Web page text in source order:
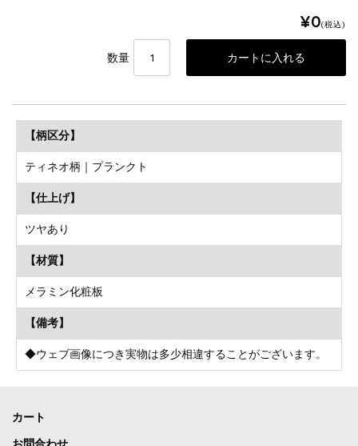
¥0(税込)
数量
【柄区分】
ティネオ柄｜プランクト
【仕上げ】
ツヤあり
【材質】
メラミン化粧板
【備考】
◆ウェブ画像につき実物は多少相違することがございます。
カート